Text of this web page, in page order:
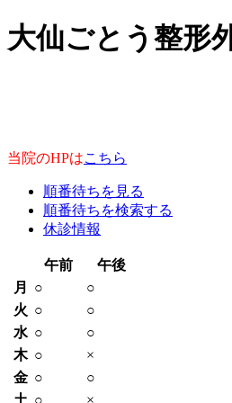
大仙ごとう整形
当院のHPはこちら
順番待ちを見る
順番待ちを検索する
休診情報
午前
午後
月
○
○
火 ○
○
水 ○
○
木 ○
×
金 ○
○
土 ○ ×